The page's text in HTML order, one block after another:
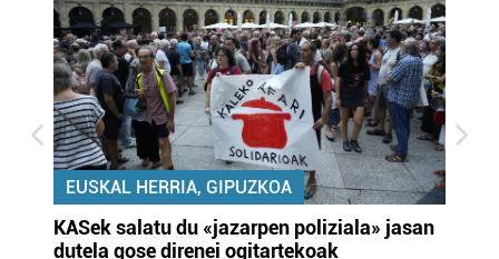
EUSKAL HERRIA, GIPUZKOA
KASek salatu du «jazarpen poliziala» jasan
dutela gose direnei ogitartekoak